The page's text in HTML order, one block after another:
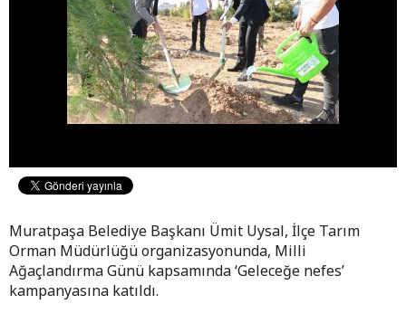
Muratpaşa Belediye Başkanı Ümit Uysal, İlçe Tarım
Orman Müdürlüğü organizasyonunda, Milli
Ağaçlandırma Günü kapsamında ‘Geleceğe nefes’
kampanyasına katıldı.